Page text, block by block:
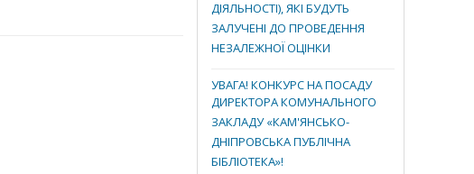
ДІЯЛЬНОСТІ), ЯКІ БУДУТЬ
ЗАЛУЧЕНІ ДО ПРОВЕДЕННЯ
НЕЗАЛЕЖНОЇ ОЦІНКИ
УВАГА! КОНКУРС НА ПОСАДУ
ДИРЕКТОРА КОМУНАЛЬНОГО
ЗАКЛАДУ «КАМ'ЯНСЬКО-
ДНІПРОВСЬКА ПУБЛІЧНА
БІБЛІОТЕКА»!